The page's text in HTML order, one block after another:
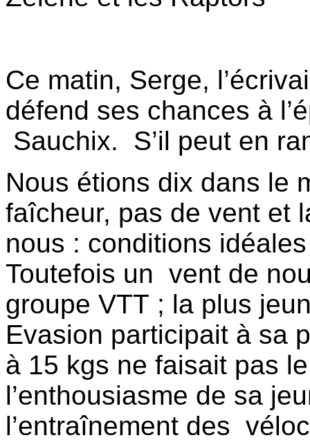
Ce matin, Serge,
défend ses chances à
Sauchix. S’il peut en
Nous étions dix dans le
faîcheur, pas de vent et
nous : conditions
Toutefois un vent de
groupe VTT ; la plus
Evasion participait à sa
à 15 kgs ne faisait pas
l’enthousiasme de sa
l’entraînement des